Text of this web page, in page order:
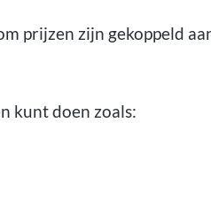
prijzen zijn gekoppeld
kunt doen zoals: